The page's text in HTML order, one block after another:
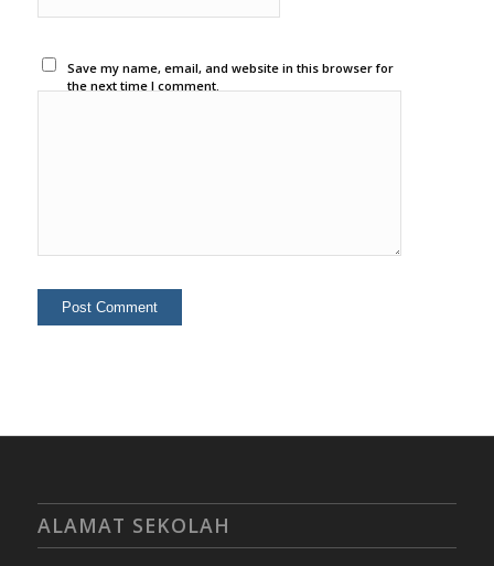
Save my name, email, and website in this browser for
the next time I comment.
ALAMAT SEKOLAH